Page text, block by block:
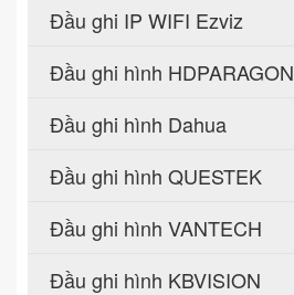
Đầu ghi IP WIFI Ezviz
Đầu ghi hình HDPARAGON
Đầu ghi hình Dahua
Đầu ghi hình QUESTEK
Đầu ghi hình VANTECH
Đầu ghi hình KBVISION